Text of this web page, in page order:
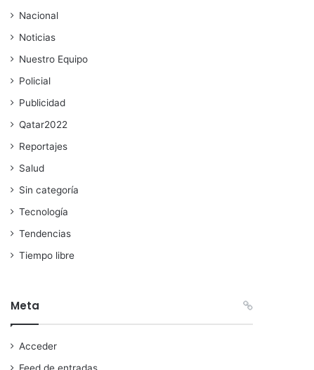
Nacional
Noticias
Nuestro Equipo
Policial
Publicidad
Qatar2022
Reportajes
Salud
Sin categoría
Tecnología
Tendencias
Tiempo libre
Meta
Acceder